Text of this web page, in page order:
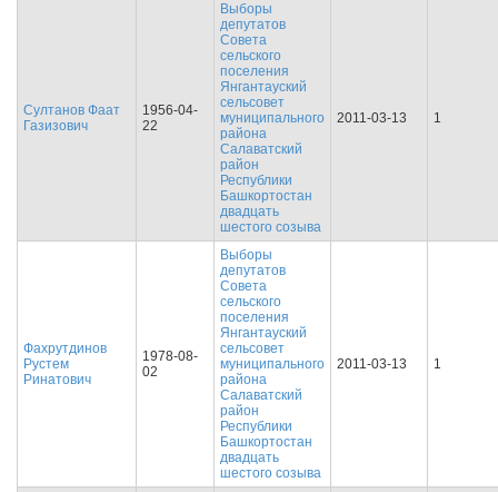
Султанов Фаат
Газизович
1956-04-
22
Выборы
депутатов
Совета
сельского
поселения
Янгантауский
сельсовет
муниципального
района
Салаватский
район
Республики
Башкортостан
двадцать
шестого созыва
2011-03-13 1
Фахрутдинов
Рустем
Ринатович
1978-08-
02
Выборы
депутатов
Совета
сельского
поселения
Янгантауский
сельсовет
муниципального
района
Салаватский
район
Республики
Башкортостан
двадцать
шестого созыва
2011-03-13 1